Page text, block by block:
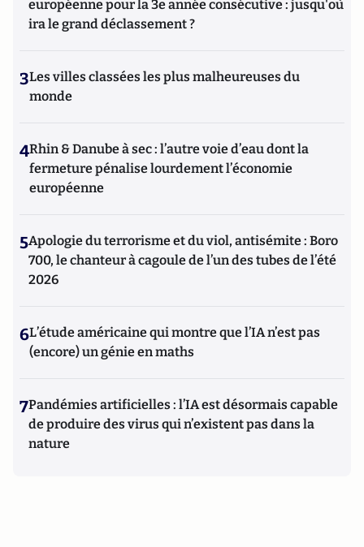
européenne pour la 3e année consécutive : jusqu'où
ira le grand déclassement ?
3Les villes classées les plus malheureuses du
monde
4Rhin & Danube à sec : l’autre voie d’eau dont la
fermeture pénalise lourdement l’économie
européenne
5Apologie du terrorisme et du viol, antisémite : Boro
700, le chanteur à cagoule de l’un des tubes de l’été
2026
6L’étude américaine qui montre que l’IA n’est pas
(encore) un génie en maths
7Pandémies artificielles : l’IA est désormais capable
de produire des virus qui n’existent pas dans la
nature